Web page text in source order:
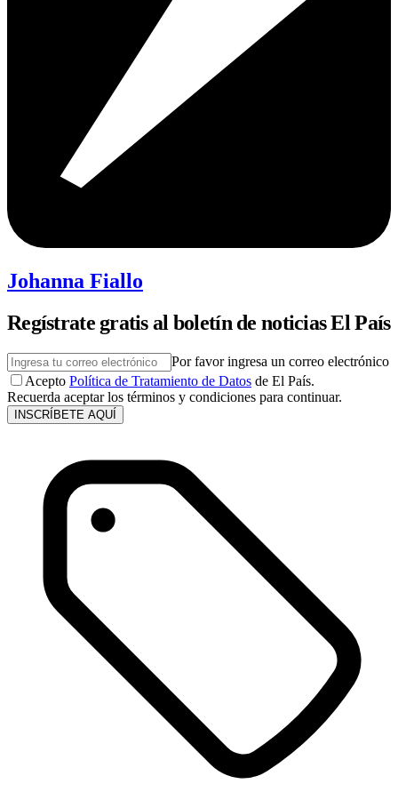
Johanna Fiallo
Regístrate gratis al boletín de noticias El País
Por favor ingresa un correo electrónico
Acepto Política de Tratamiento de Datos de El País.
Recuerda aceptar los términos y condiciones para continuar.
INSCRÍBETE AQUÍ